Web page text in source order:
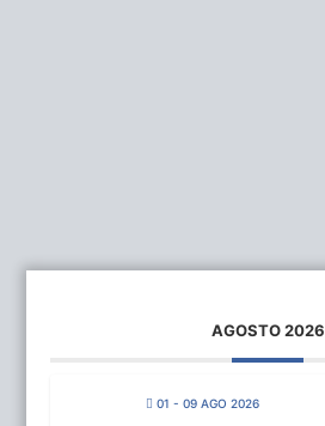
AGOSTO 2026
01 - 09 AGO 2026